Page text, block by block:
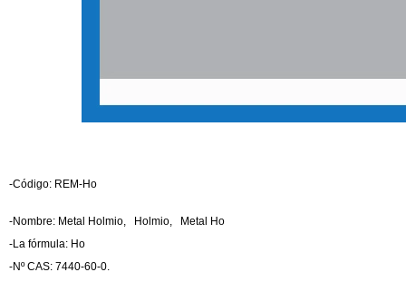
-Código: REM-Ho
-Nombre: Metal Holmio, Holmio, Metal Ho
-La fórmula: Ho
-Nº CAS: 7440-60-0.